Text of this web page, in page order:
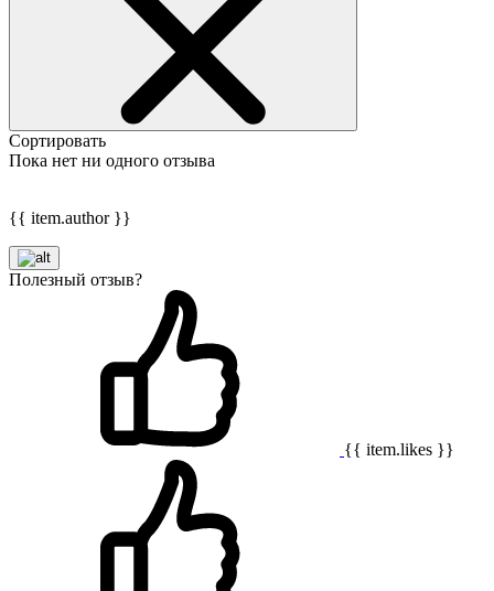
Сортировать
Пока нет ни одного отзыва
{{ item.author }}
Полезный отзыв?
{{ item.likes }}